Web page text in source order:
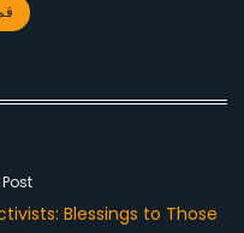
Blessings to Those